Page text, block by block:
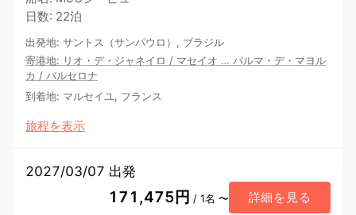
日数: 22泊
出発地: サントス（サンパウロ）, ブラジル
寄港地: リオ・デ・ジャネイロ / マセイオ … パルマ・デ・マヨル
カ / バルセロナ
到着地: マルセイユ, フランス
旅程を表示
2027/03/07 出発
171,475円 / 1名 〜 詳細を見る